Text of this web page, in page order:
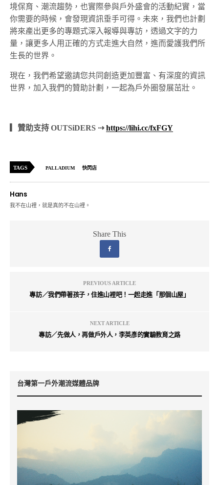
境保育、潮流趨勢，也實際參與戶外盛會的活動紀實，當
你需要的時候，會發現資訊垂手可得。未來，我們也計劃
將來產出更多的專題式深入報導與專訪，透過文字的力
量，讓更多人用正確的方式走進大自然，進而愛護我們所
生長的世界。
現在，我們希望邀請您共同創造更加豐富、有深度的資訊
世界，加入我們的贊助計劃，一起為戶外圈發展茁壯。
▎贊助支持 OUTSiDERS ⇢https://lihi.cc/fxFGY
TAGS PALLADIUM 快閃店
Hans
我不在山裡，就是真的不在山裡。
Share This
PREVIOUS ARTICLE
專訪／我們帶著孩子，住進山裡吧！一起走進「那個山屋」
NEXT ARTICLE
專訪／先做⼈，再做⼾外⼈，李英彥的實驗教育之路
台灣第一戶外潮流媒體品牌